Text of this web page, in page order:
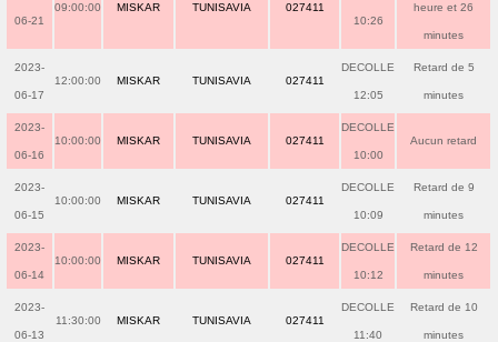
06-21
09:00:00 MISKAR TUNISAVIA 027411
10:26
heure et 26
minutes
2023-
06-17
12:00:00 MISKAR TUNISAVIA 027411
DECOLLE
12:05
Retard de 5
minutes
2023-
06-16
10:00:00 MISKAR TUNISAVIA 027411
DECOLLE
10:00
Aucun retard
2023-
06-15
10:00:00 MISKAR TUNISAVIA 027411
DECOLLE
10:09
Retard de 9
minutes
2023-
06-14
10:00:00 MISKAR TUNISAVIA 027411
DECOLLE
10:12
Retard de 12
minutes
2023-
06-13
11:30:00 MISKAR TUNISAVIA 027411
DECOLLE
11:40
Retard de 10
minutes